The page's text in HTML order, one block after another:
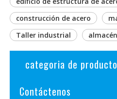
construcción de acero
Taller industrial
categoria de producto
Contáctenos